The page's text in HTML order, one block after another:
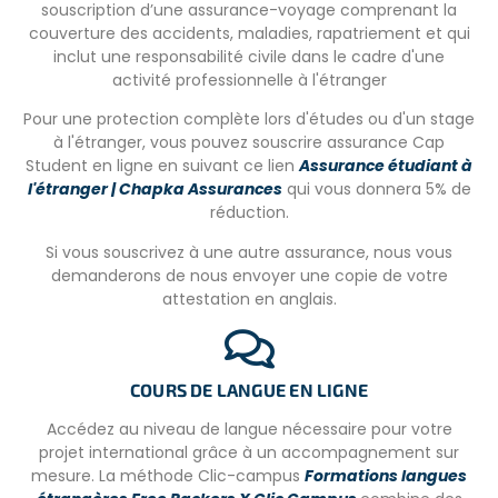
Monnaie :
Nous conseillons à tous les participants d’apporter de la
monnaie locale pour leurs dépenses personnelles ou
d’utiliser les guichets automatiques de l’aéroport à leur
arrivée et de retirer sur place à un guichet automatique si
besoin.
Emmener :
Aucun équipement spécifique n’est requis pour ce
programme (excepté des chaussures fermées et des
vêtements longs), mais vous êtes invités à apporter du
matériel pédagogique pour vos cours, tel que :
Jeux de sociétés éducatifs, livres/BD, instruments de
musique, materiel/équipement de sport…
LES CONDITIONS
– À partir de 18 ans.
souscription d’une assurance-voyage comprenant la
couverture des accidents, maladies, rapatriement et qui
inclut une responsabilité civile dans le cadre d'une
activité professionnelle à l'étranger
Pour une protection complète lors d'études ou d'un stage
à l'étranger, vous pouvez souscrire assurance Cap
Student en ligne en suivant ce lienAssurance étudiant à
l'étranger | Chapka Assurancesqui vous donnera 5% de
réduction.
Si vous souscrivez à une autre assurance, nous vous
demanderons de nous envoyer une copie de votre
attestation en anglais.
COURS DE LANGUE EN LIGNE
Accédez au niveau de langue nécessaire pour votre
projet international grâce à un accompagnement sur
mesure. La méthode Clic-campus Formations langues